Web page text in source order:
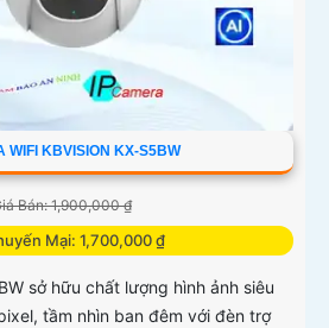
WIFI KBVISION KX-S5BW
Bán: 1,900,000 ₫
Mại: 1,700,000 ₫
sở hữu chất lượng hình ảnh siêu
tầm nhìn ban đêm với đèn trợ